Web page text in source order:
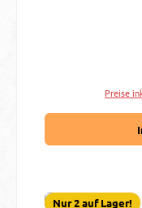
Preise
Nur 2 auf Lager!